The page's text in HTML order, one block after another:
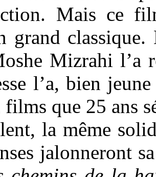
Mais ce
grand
Mizrahi l’a
l’a, bien
films que 25 ans
la même
jalonneront